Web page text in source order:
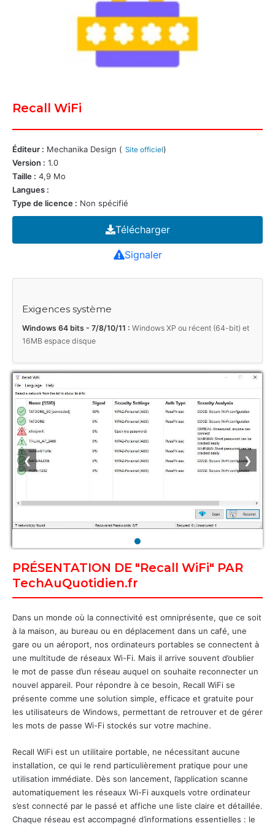
Recall WiFi
Éditeur : Mechanika Design ( Site officiel)
Version : 1.0
Taille : 4,9 Mo
Langues :
Type de licence : Non spécifié
Télécharger
Signaler
Exigences système
Windows 64 bits - 7/8/10/11 : Windows XP ou récent (64-bit) et
16MB espace disque
❮ ❯
PRÉSENTATION DE "Recall WiFi" PAR
TechAuQuotidien.fr
Dans un monde où la connectivité est omniprésente, que ce soit
à la maison, au bureau ou en déplacement dans un café, une
gare ou un aéroport, nos ordinateurs portables se connectent à
une multitude de réseaux Wi-Fi. Mais il arrive souvent d’oublier
le mot de passe d’un réseau auquel on souhaite reconnecter un
nouvel appareil. Pour répondre à ce besoin, Recall WiFi se
présente comme une solution simple, efficace et gratuite pour
les utilisateurs de Windows, permettant de retrouver et de gérer
les mots de passe Wi-Fi stockés sur votre machine.
Recall WiFi est un utilitaire portable, ne nécessitant aucune
installation, ce qui le rend particulièrement pratique pour une
utilisation immédiate. Dès son lancement, l’application scanne
automatiquement les réseaux Wi-Fi auxquels votre ordinateur
s’est connecté par le passé et affiche une liste claire et détaillée.
Chaque réseau est accompagné d’informations essentielles : le